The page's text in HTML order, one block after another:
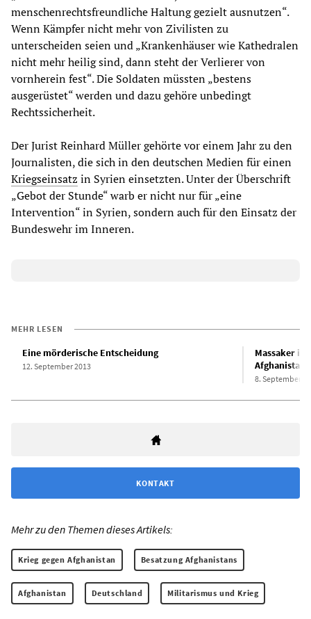
menschenrechtsfreundliche Haltung gezielt ausnutzen“.
Wenn Kämpfer nicht mehr von Zivilisten zu
unterscheiden seien und „Krankenhäuser wie Kathedralen
nicht mehr heilig sind, dann steht der Verlierer von
vornherein fest“. Die Soldaten müssten „bestens
ausgerüstet“ werden und dazu gehöre unbedingt
Rechtssicherheit.
Der Jurist Reinhard Müller gehörte vor einem Jahr zu den
Journalisten, die sich in den deutschen Medien für einen
Kriegseinsatz in Syrien einsetzten. Unter der Überschrift
„Gebot der Stunde“ warb er nicht nur für „eine
Intervention“ in Syrien, sondern auch für den Einsatz der
Bundeswehr im Inneren.
MEHR LESEN
Eine mörderische Entscheidung
12. September 2013
Massaker in
8. September
KONTAKT
Mehr zu den Themen dieses Artikels:
Krieg gegen Afghanistan Besatzung Afghanistans
Afghanistan Deutschland Militarismus und Krieg